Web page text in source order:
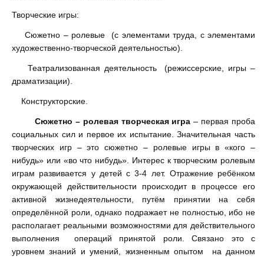
Творческие игры:
Сюжетно – ролевые (с элементами труда, с элементами
художественно-творческой деятельностью).
Театрализованная деятельность (режиссерские, игры –
драматизации).
Конструкторские.
Сюжетно – ролевая творческая игра – первая проба
социальных сил и первое их испытание. Значительная часть
творческих игр – это сюжетно – ролевые игры в «кого –
нибудь» или «во что нибудь». Интерес к творческим ролевым
играм развивается у детей с 3-4 лет. Отражение ребёнком
окружающей действительности происходит в процессе его
активной жизнедеятельности, путём принятии на себя
определённой роли, однако подражает не полностью, ибо не
располагает реальными возможностями для действительного
выполнения операций принятой роли. Связано это с
уровнем знаний и умений, жизненным опытом на данном